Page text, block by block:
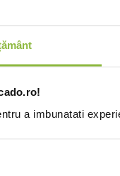
a imbunatati